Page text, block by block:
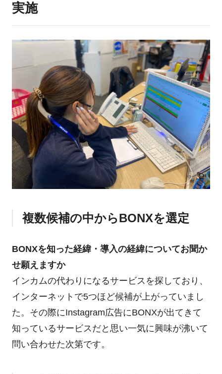
実施
複数候補の中からBONXを選定
BONXを知った経緯・導入の経緯についてお聞か
せ願えますか
インカムの代わりになるサービスを探しており、
インターネットで5つほど候補が上がっていまし
た。その際にInstagram広告にBONXが出てきて
知っているサービスだと思い一気に興味が沸いて
問い合わせた次第です。